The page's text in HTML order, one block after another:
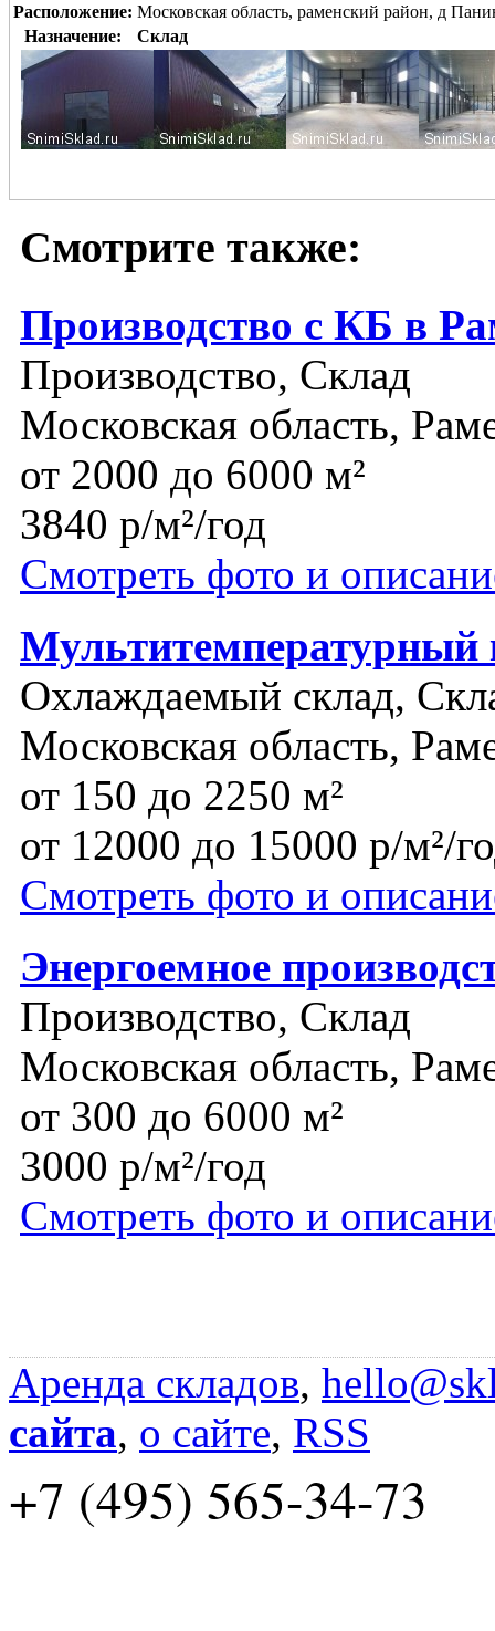
Расположение: Московская область, раменский район, д
Назначение:
Склад
Смотрите также:
Производство с КБ в
Производство, Склад
Московская область,
от 2000 до 6000 м²
3840 р/м²/год
Смотреть фото и
Мультитемпературный
Охлаждаемый склад,
Московская область,
от 150 до 2250 м²
от 12000 до 15000 р/м²/
Смотреть фото и
Энергоемное
Производство, Склад
Московская область,
от 300 до 6000 м²
3000 р/м²/год
Смотреть фото и
Аренда складов,
сайта, о сайте, RSS
+7 (495) 565-34-73